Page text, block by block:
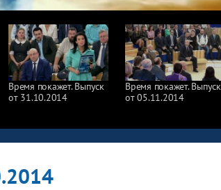
Время покажет. Выпуск
от 31.10.2014
Время покажет. Выпуск
от 05.11.2014